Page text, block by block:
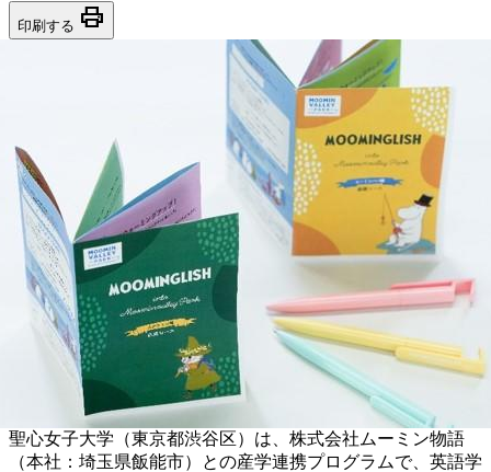
印刷する print
聖心女子大学（東京都渋谷区）は、株式会社ムーミン物語
（本社：埼玉県飯能市）との産学連携プログラムで、英語学